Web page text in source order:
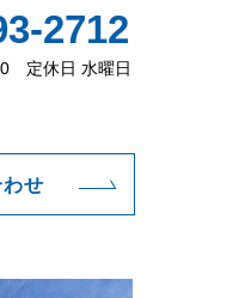
2712
定休日 水曜日
せ